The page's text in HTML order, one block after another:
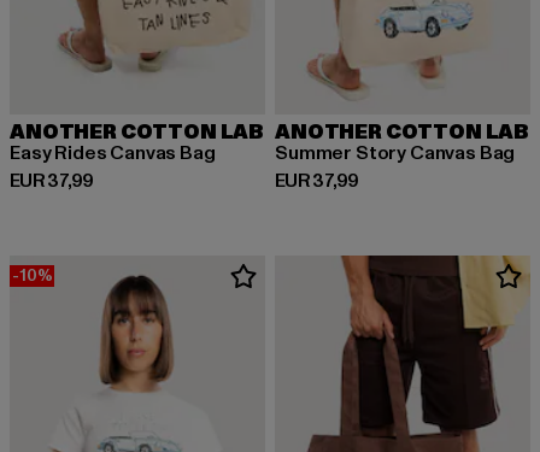
ANOTHER COTTON LAB
Easy Rides Canvas Bag
EUR 37,99
Derzeitiger Preis: EUR 37,99
ANOTHER COTTON LAB
Summer Story Canvas Bag
EUR 37,99
Derzeitiger Preis: EUR 37,99
-10%